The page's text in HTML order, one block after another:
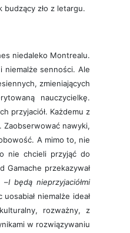
zło z letargu.
niedaleko Montrealu.
niemalże senności. Ale
zmieniających
nauczycielkę.
przyjaciół. Każdemu z
Zaobserwować nawyki,
A mimo to, nie
nie chcieli przyjąć do
Gamache przekazywał
–I będą nieprzyjaciółmi
niemalże ideał
rozważny, z
w rozwiązywaniu